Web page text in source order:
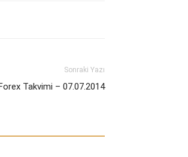
Sonraki Yazı
Takvimi – 07.07.2014